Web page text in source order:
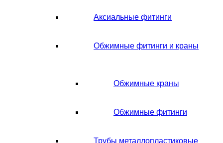
Аксиальные фитинги
Обжимные фитинги и краны
Обжимные краны
Обжимные фитинги
Трубы металлопластиковые